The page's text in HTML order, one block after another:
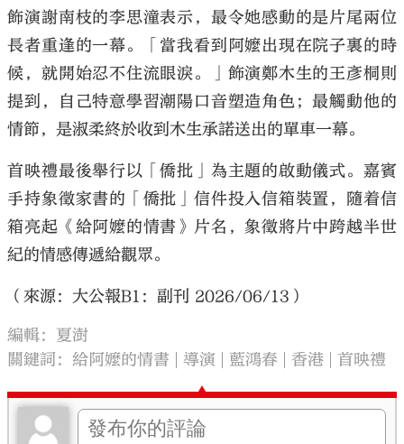
飾演謝南枝的李思潼表示，最令她感動的是片尾兩位
長者重逢的一幕。「當我看到阿嬤出現在院子裏的時
候，就開始忍不住流眼淚。」飾演鄭木生的王彥桐則
提到，自己特意學習潮陽口音塑造角色；最觸動他的
情節，是淑柔終於收到木生承諾送出的單車一幕。
首映禮最後舉行以「僑批」為主題的啟動儀式。嘉賓
手持象徵家書的「僑批」信件投入信箱裝置，隨着信
箱亮起《給阿嬤的情書》片名，象徵將片中跨越半世
紀的情感傳遞給觀眾。
（來源：大公報B1：副刊 2026/06/13）
編輯：夏澍
關鍵詞： 給阿嬤的情書 導演 藍鴻春 香港 首映禮